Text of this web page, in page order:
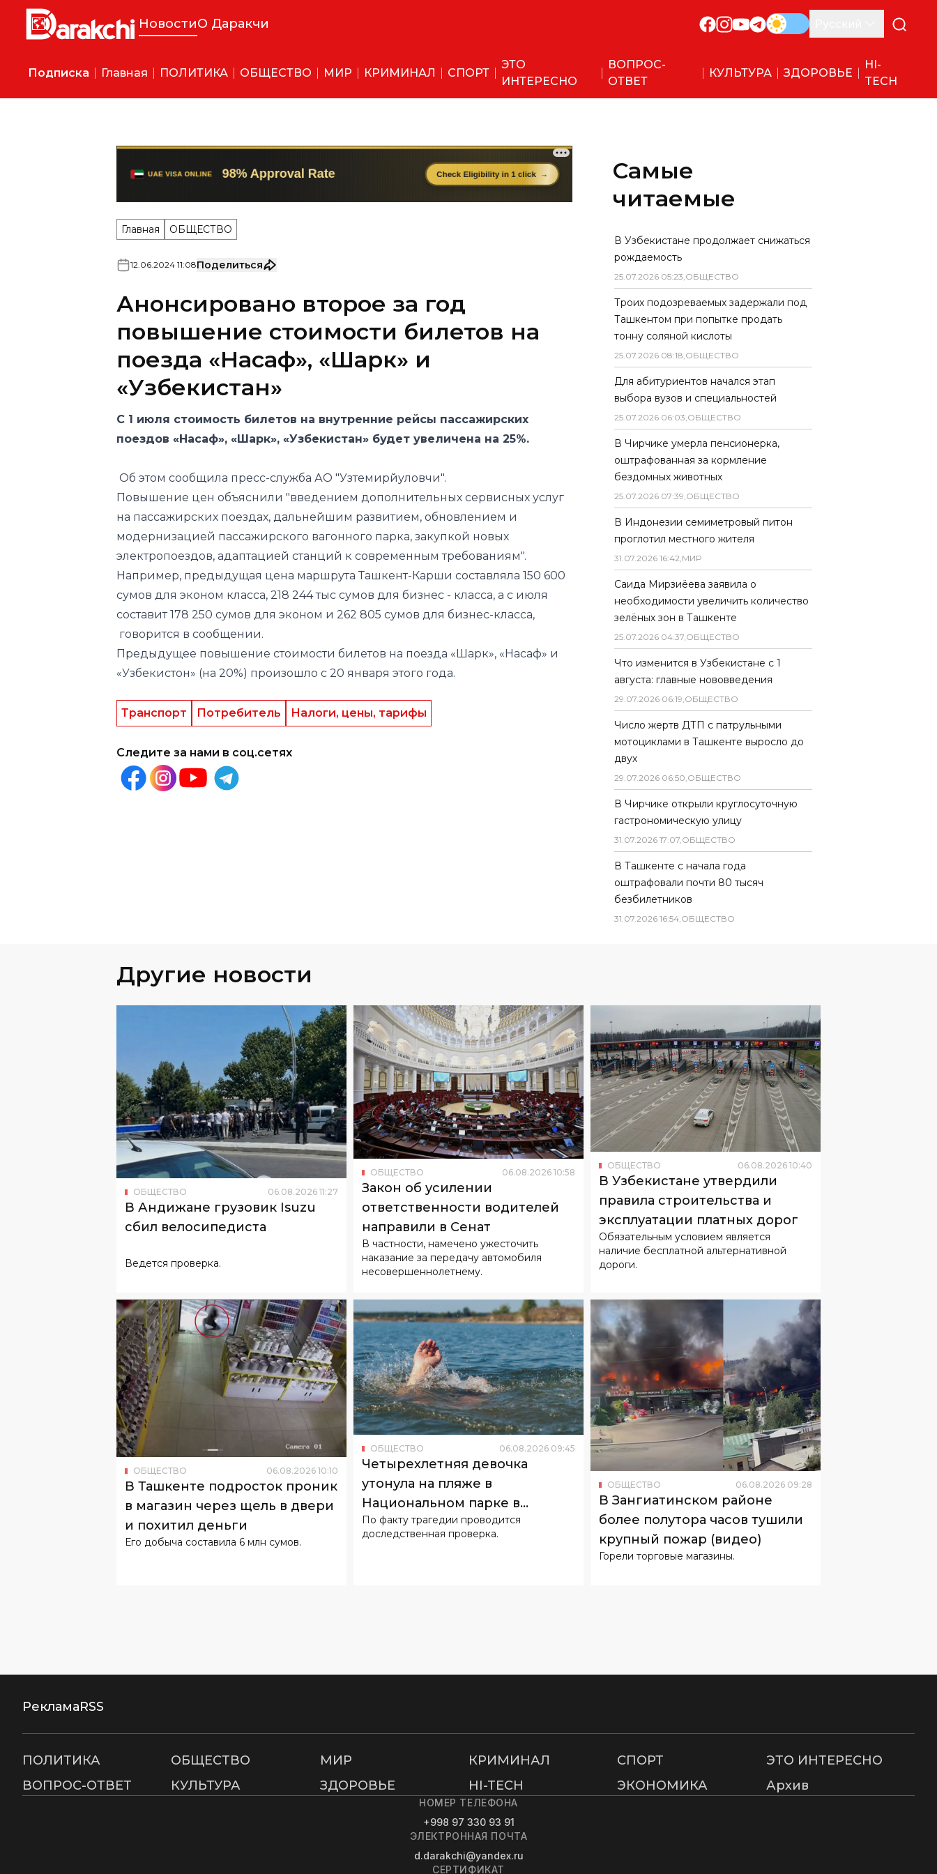
НовостиО Даракчи
Подписка Главная ПОЛИТИКА ОБЩЕСТВО МИР КРИМИНАЛ СПОРТ
ЭТО
ИНТЕРЕСНО
ВОПРОС-
ОТВЕТ
КУЛЬТУРА ЗДОРОВЬЕ
HI-
TECH
Главная ОБЩЕСТВО
Анонсировано второе за год
повышение стоимости билетов на
поезда «Насаф», «Шарк» и
«Узбекистан»
С 1 июля стоимость билетов на внутренние рейсы пассажирских
поездов «Насаф», «Шарк», «Узбекистан» будет увеличена на 25%.
Об этомсообщилапресс-служба АО "Узтемирйуловчи".
Повышение цен объяснили "введением дополнительных сервисных услуг
модернизацией пассажирского вагонного парка, закупкой новых
электропоездов, адаптацией станций к современным требованиям".
Например, предыдущая цена маршрута Ташкент-Карши составляла 150 600
сумов для эконом класса, 218 244 тыс сумов для бизнес - класса, а с июля
составит 178 250 сумов для эконом и 262 805 сумов для бизнес-класса,
говорится в сообщении.
Предыдущее повышение стоимости билетов на поезда «Шарк», «Насаф» и
«Узбекистон» (на 20%) произошлос 20 января этого года.
Транспорт Потребитель Налоги, цены, тарифы
Самые
читаемые
В Узбекистане продолжает снижаться
рождаемость
25.07.2026 05:23,ОБЩЕСТВО
Троих подозреваемых задержали под
Ташкентом при попытке продать
тонну соляной кислоты
25.07.2026 08:18,ОБЩЕСТВО
Для абитуриентов начался этап
выбора вузов и специальностей
25.07.2026 06:03,ОБЩЕСТВО
В Чирчике умерла пенсионерка,
оштрафованная за кормление
бездомных животных
25.07.2026 07:39,ОБЩЕСТВО
В Индонезии семиметровый питон
проглотил местного жителя
31.07.2026 16:42,МИР
Саида Мирзиёева заявила о
необходимости увеличить количество
зелёных зон в Ташкенте
25.07.2026 04:37,ОБЩЕСТВО
Что изменится в Узбекистане с 1
августа: главные нововведения
29.07.2026 06:19,ОБЩЕСТВО
Число жертв ДТП с патрульными
мотоциклами в Ташкенте выросло до
двух
29.07.2026 06:50,ОБЩЕСТВО
В Чирчике открыли круглосуточную
гастрономическую улицу
31.07.2026 17:07,ОБЩЕСТВО
В Ташкенте с начала года
оштрафовали почти 80 тысяч
безбилетников
31.07.2026 16:54,ОБЩЕСТВО
Другие новости
ОБЩЕСТВО 06.08.2026 11:27
В Андижане грузовик Isuzu
сбил велосипедиста
Ведется проверка.
ОБЩЕСТВО 06.08.2026 10:58
Закон об усилении
ответственности водителей
направили в Сенат
В частности, намечено ужесточить
наказание за передачу автомобиля
несовершеннолетнему.
ОБЩЕСТВО 06.08.2026 10:40
В Узбекистане утвердили
правила строительства и
эксплуатации платных дорог
Обязательным условием является
наличие бесплатной альтернативной
дороги.
ОБЩЕСТВО 06.08.2026 10:10
В Ташкенте подросток проник
в магазин через щель в двери
и похитил деньги
Его добыча составила 6 млн сумов.
ОБЩЕСТВО 06.08.2026 09:45
Четырехлетняя девочка
утонула на пляже в
Национальном парке в
Ташкенте
По факту трагедии проводится
доследственная проверка.
ОБЩЕСТВО 06.08.2026 09:28
В Зангиатинском районе
более полутора часов тушили
крупный пожар (видео)
Горели торговые магазины.
РекламаRSS
ПОЛИТИКА ОБЩЕСТВО МИР КРИМИНАЛ СПОРТ
ЭТО ИНТЕРЕСНО
ВОПРОС-ОТВЕТ
КУЛЬТУРА ЗДОРОВЬЕ HI-TECH ЭКОНОМИКА Архив
НОМЕР ТЕЛЕФОНА
+998 97 330 93 91
ЭЛЕКТРОННАЯ ПОЧТА
d.darakchi@yandex.ru
СЕРТИФИКАТ